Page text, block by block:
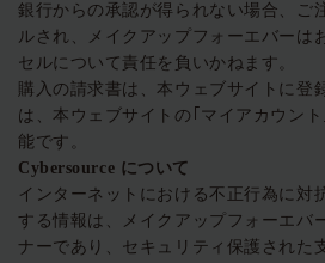
銀行からの承認が得られない場合、ご
ルされ、メイクアップフォーエバーは
セルについて責任を負いかねます。
購入の請求書は、本ウェブサイトに登
は、本ウェブサイトの｢マイアカウント
能です。
Cybersource について
インターネットにおける不正行為に対
する情報は、メイクアップフォーエバ
ナーであり、セキュリティ保護された